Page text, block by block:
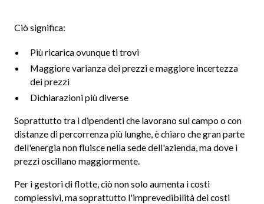
Ciò significa:
Più ricarica ovunque ti trovi
Maggiore varianza dei prezzi e maggiore incertezza
dei prezzi
Dichiarazioni più diverse
Soprattutto tra i dipendenti che lavorano sul campo o con
distanze di percorrenza più lunghe, è chiaro che gran parte
dell'energia non fluisce nella sede dell'azienda, ma dove i
prezzi oscillano maggiormente.
Per i gestori di flotte, ciò non solo aumenta i costi
complessivi, ma soprattutto l'imprevedibilità dei costi